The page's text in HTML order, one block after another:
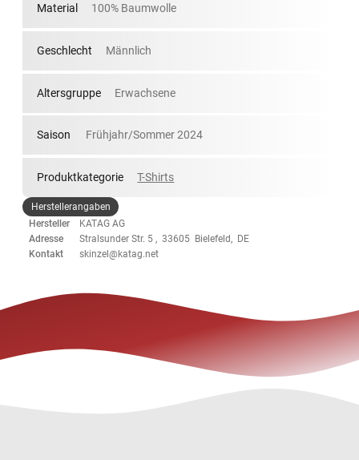
Material 100% Baumwolle
Geschlecht Männlich
Altersgruppe Erwachsene
Saison Frühjahr/Sommer 2024
Produktkategorie T-Shirts
Herstellerangaben
Hersteller
KATAG AG
Adresse
Stralsunder Str. 5 , 33605 Bielefeld, DE
Kontakt
skinzel@katag.net